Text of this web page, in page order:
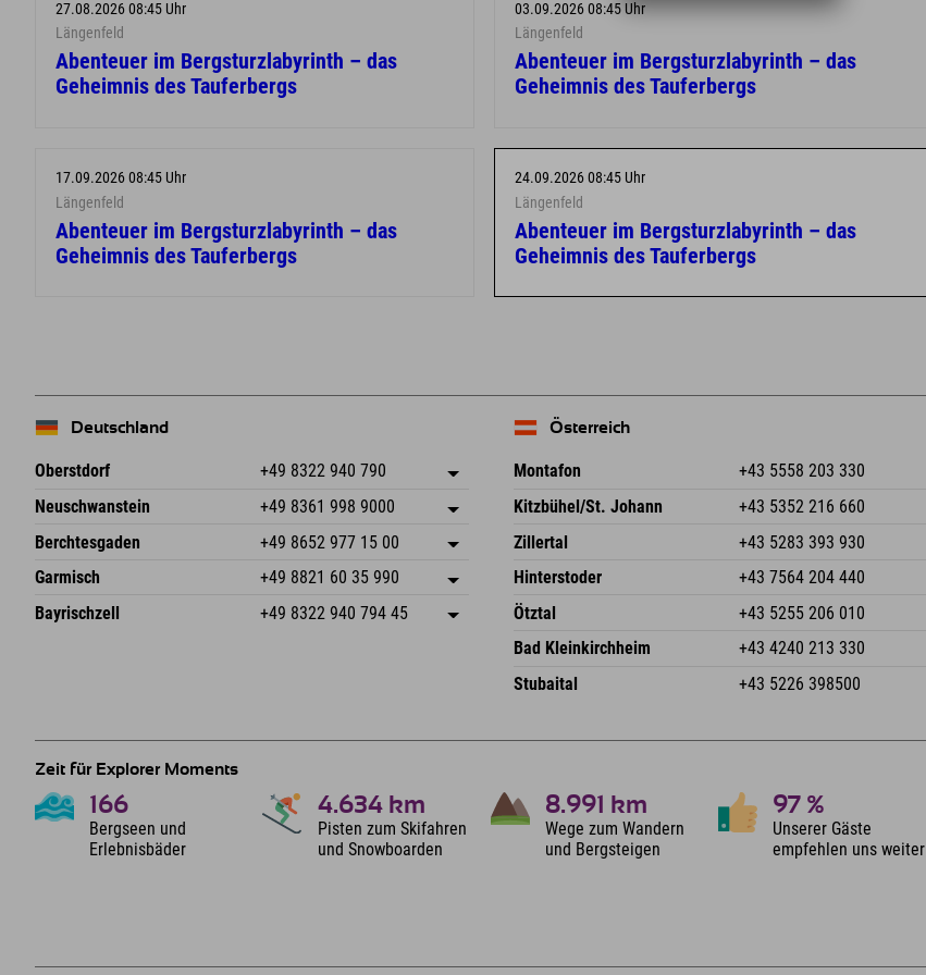
27.08.2026 08:45 Uhr
Längenfeld
Abenteuer im Bergsturzlabyrinth – das
Geheimnis des Tauferbergs
03.09.2026 08:45 Uhr
Längenfeld
Abenteuer im Bergsturzlabyrinth – das
Geheimnis des Tauferbergs
17.09.2026 08:45 Uhr
Längenfeld
Abenteuer im Bergsturzlabyrinth – das
Geheimnis des Tauferbergs
24.09.2026 08:45 Uhr
Längenfeld
Abenteuer im Bergsturzlabyrinth – das
Geheimnis des Tauferbergs
Deutschland
Oberstdorf +49 8322 940 790
An der Breitach 3
Deutschland
Adresse speichern
Buchen
Neuschwanstein +49 8361 998 9000
An der Riese 45
87484 Nesselwang im Allgäu
Deutschland
Adresse speichern
Buchen
Berchtesgaden +49 8652 977 15 00
Hofreitstr. 7
Deutschland
Adresse speichern
Buchen
Garmisch +49 8821 60 35 990
Frickenstraße 22
82490 Farchant
Adresse speichern
Bayrischzell +49 8322 940 794 45
Österreich
Montafon +43 5558 203 330
Dorfstr. 127b
6793 Gaschurn/Montafon
Österreich
Adresse speichern
Buchen
Kitzbühel/St. Johann +43 5352 216 660
Speckbacherstraße 87
Österreich
Adresse speichern
Buchen
Zillertal +43 5283 393 930
Schmiedau 2
Österreich
Adresse speichern
Buchen
Hinterstoder +43 7564 204 440
Freizeitpark 10
Österreich
Adresse speichern
Buchen
Ötztal +43 5255 206 010
Gscheat 14
Österreich
Adresse speichern
Buchen
Bad Kleinkirchheim +43 4240 213 330
Dorfstraße 24
Adresse speichern
Mail senden
Stubaital +43 5226 398500
Zeit für Explorer Moments
166
Bergseen und
Erlebnisbäder
4.634 km
Pisten zum Skifahren
und Snowboarden
8.991 km
Wege zum Wandern
und Bergsteigen
97 %
Unserer Gäste
empfehlen uns weiter